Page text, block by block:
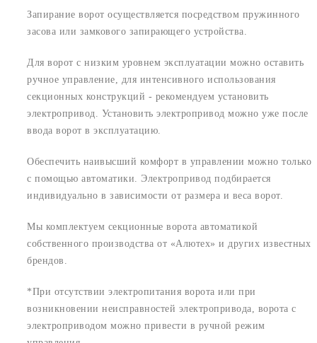
Запирание ворот осуществляется посредством пружинного
засова или замкового запирающего устройства.
Для ворот с низким уровнем эксплуатации можно оставить
ручное управление, для интенсивного использования
секционных конструкций - рекомендуем установить
электропривод. Установить электропривод можно уже после
ввода ворот в эксплуатацию.
Обеспечить наивысший комфорт в управлении можно только
с помощью автоматики. Электропривод подбирается
индивидуально в зависимости от размера и веса ворот.
Мы комплектуем секционные ворота автоматикой
собственного производства от «Алютех» и других известных
брендов.
*При отсутствии электропитания ворота или при
возникновении неисправностей электропривода, ворота с
электроприводом можно привести в ручной режим